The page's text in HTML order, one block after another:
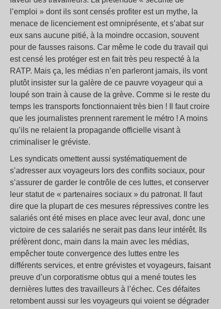
l’emploi » dont ils sont censés profiter est un mythe, la
menace de licenciement est omniprésente, et s’abat sur
eux sans aucune pitié, à la moindre occasion, souvent
pour de fausses raisons. Car même le code du travail qui
est censé les protéger est en fait très peu respecté à la
RATP. Mais ça, les médias n’en parleront jamais, ils vont
plutôt insister sur la galère de ce pauvre voyageur qui a
loupé son train à cause de la grève. Comme si le reste du
temps les transports fonctionnaient très bien ! Il faut croire
que les journalistes prennent rarement le métro ! A moins
qu’ils ne relaient la propagande officielle visant à
criminaliser le gréviste.
Les syndicats omettent aussi systématiquement de
s’adresser aux voyageurs lors des conflits sociaux, pour
s’assurer de garder le contrôle de ces luttes, et conserver
leur statut de « partenaires sociaux » du patronat. Il faut
dire que la plupart de ces mesures répressives contre les
salariés ont été mises en place avec leur aval, donc une
victoire de ces salariés ne serait pas dans leur intérêt. Ils
préfèrent donc, main dans la main avec les médias,
empêcher toute convergence des luttes entre les
différents services, et entre grévistes et voyageurs, faisant
preuve d’un corporatisme obtus qui a mené toutes les
dernières luttes des travailleurs à l’échec. Ces défaites
retombent aussi sur les voyageurs qui voient se dégrader